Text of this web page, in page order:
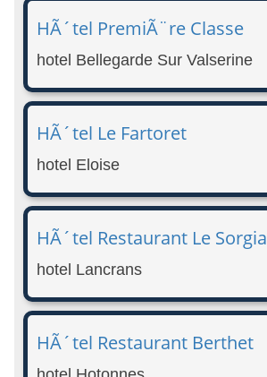
HÃ´tel PremiÃ¨re Classe
hotel Bellegarde Sur Valserine
HÃ´tel Le Fartoret
hotel Eloise
HÃ´tel Restaurant Le Sorgia
hotel Lancrans
HÃ´tel Restaurant Berthet